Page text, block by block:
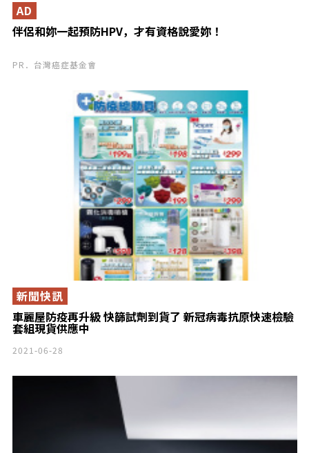
伴侶和妳一起預防HPV，才有資格說愛妳！
AD
PR．台灣癌症基金會
車麗屋防疫再升級 快篩試劑到貨了 新冠病毒抗原快速檢驗
套組現貨供應中
新聞快訊
2021-06-28